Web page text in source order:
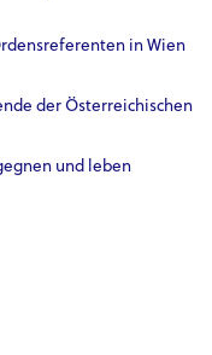
in Wien
der Österreichischen
und leben